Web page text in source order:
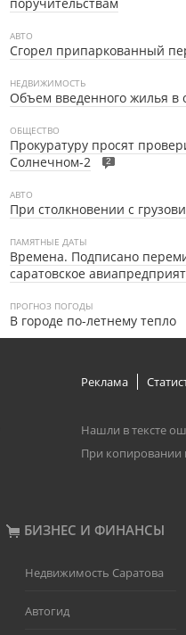
АВТО
Сгорел припаркованный
НЕДВИЖИМОСТЬ
Объем введенного жилья в
ОБЩЕСТВО
Прокуратуру просят
Солнечном-2
2
АВТО
При столкновении с
ПАМЯТНЫЕ ДАТЫ
Времена. Подписано
саратовское
ПРОГНОЗ ПОГОДЫ
В городе по-летнему тепло
Реклама
Нашли в тексте
При копировании
БИЗНЕС И ФИНАНСЫ
Недвижимость Саратова
Автогид